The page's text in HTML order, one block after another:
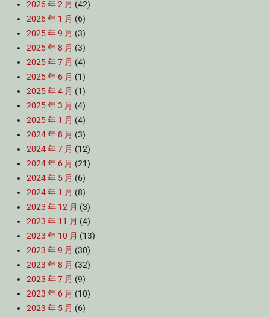
2026 年 2 月 (42)
2026 年 1 月 (6)
2025 年 9 月 (3)
2025 年 8 月 (3)
2025 年 7 月 (4)
2025 年 6 月 (1)
2025 年 4 月 (1)
2025 年 3 月 (4)
2025 年 1 月 (4)
2024 年 8 月 (3)
2024 年 7 月 (12)
2024 年 6 月 (21)
2024 年 5 月 (6)
2024 年 1 月 (8)
2023 年 12 月 (3)
2023 年 11 月 (4)
2023 年 10 月 (13)
2023 年 9 月 (30)
2023 年 8 月 (32)
2023 年 7 月 (9)
2023 年 6 月 (10)
2023 年 5 月 (6)